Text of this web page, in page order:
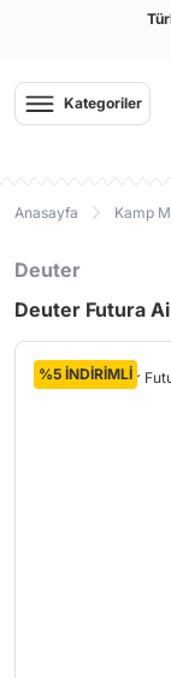
Kategoriler
Anasayfa Kamp
Deuter
Deuter Futura
%5 İNDİRİMLİ